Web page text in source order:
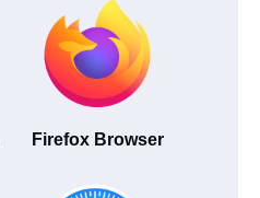
Firefox Browser